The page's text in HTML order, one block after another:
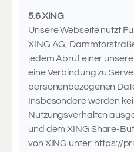
5.6 XING
Unsere Webseite nutzt
XING AG,
jedem Abruf einer
eine Verbindung zu
personenbezogenen
Insbesondere werden
Nutzungsverhalten
und dem XING Share-
von XING unter: https://